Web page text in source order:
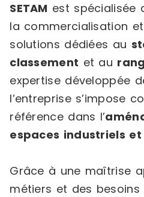
SETAM est spécialisée
la commercialisation
solutions dédiées au
classement et au
expertise développée
l’entreprise s’impose
référence dans l’
espaces industriels
Grâce à une maîtrise
métiers et des